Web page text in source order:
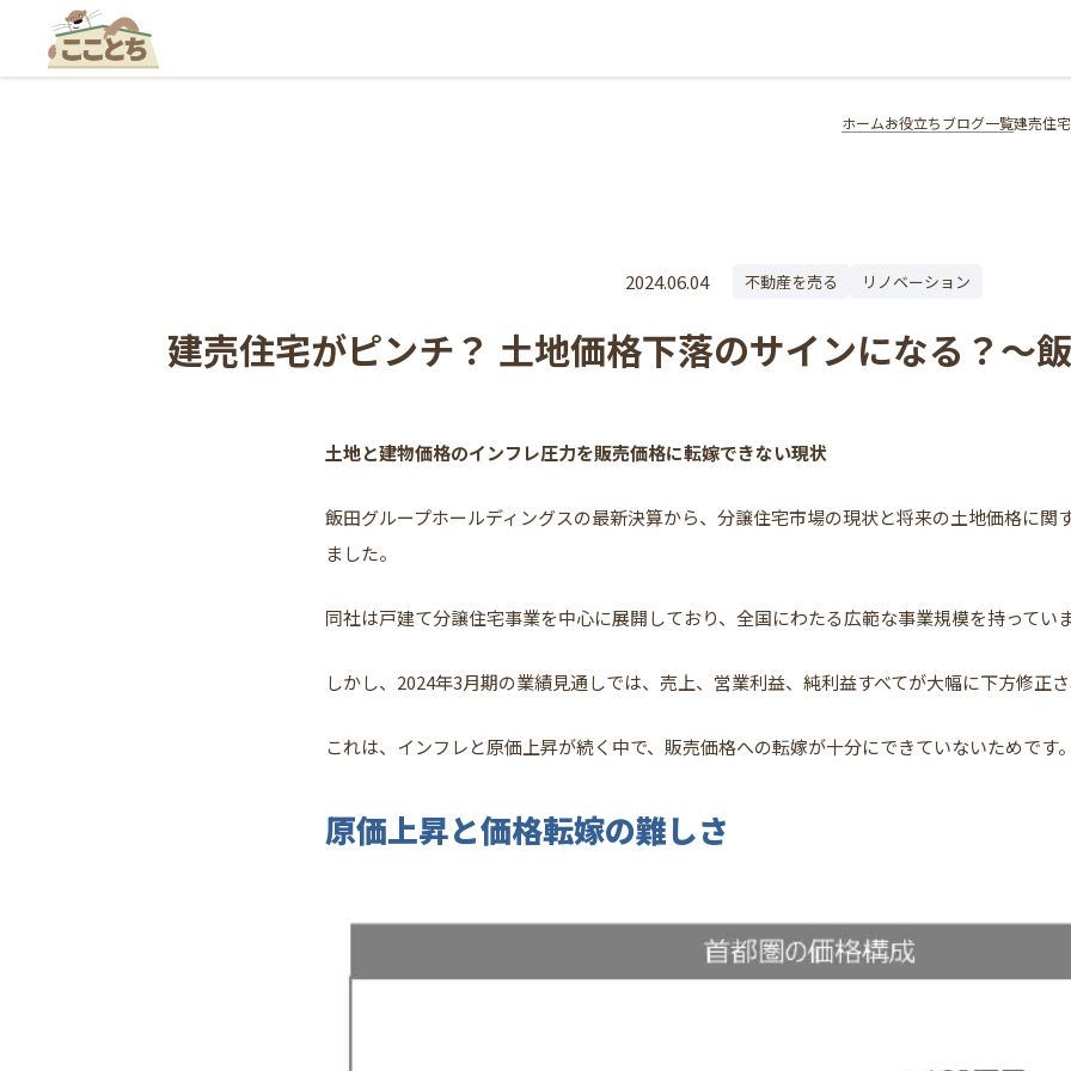
ホームお役立ちブログ一覧建売住
2024.06.04 不動産を売る リノベーション
建売住宅がピンチ？ 土地価格下落のサインになる？～
土地と建物価格のインフレ圧力を販売価格に転嫁できない現状
飯田グループホールディングスの最新決算から、分譲住宅市場の現状と将来の土地価格に関
ました。
同社は戸建て分譲住宅事業を中心に展開しており、全国にわたる広範な事業規模を持っていま
しかし、2024年3月期の業績見通しでは、売上、営業利益、純利益すべてが大幅に下方修正さ
これは、インフレと原価上昇が続く中で、販売価格への転嫁が十分にできていないためです。
原価上昇と価格転嫁の難しさ